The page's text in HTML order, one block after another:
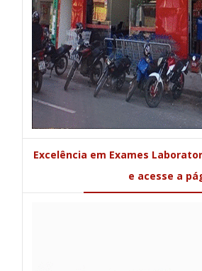
Excelência em Exames
e acesse a